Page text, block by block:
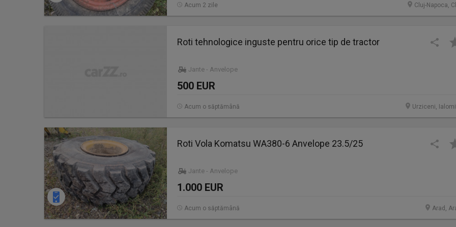
Cluj-Napoca,
Acum 2 zile
Roti tehnologice inguste pentru orice tip de tractor
Jante - Anvelope
500 EUR
Urziceni,
Acum o săptămână
Roti Vola Komatsu WA380-6 Anvelope 23.5/25
Jante - Anvelope
1.000 EUR
Arad,
Acum o săptămână